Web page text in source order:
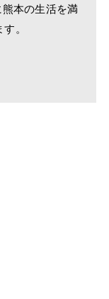
本の生活を満
。